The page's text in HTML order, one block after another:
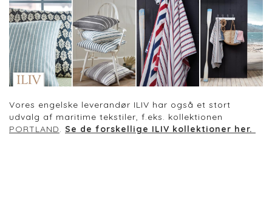
Vores engelske leverandør ILIV har også et stort
udvalg af maritime tekstiler, f.eks. kollektionen
PORTLAND. Se de forskellige ILIV kollektioner her.